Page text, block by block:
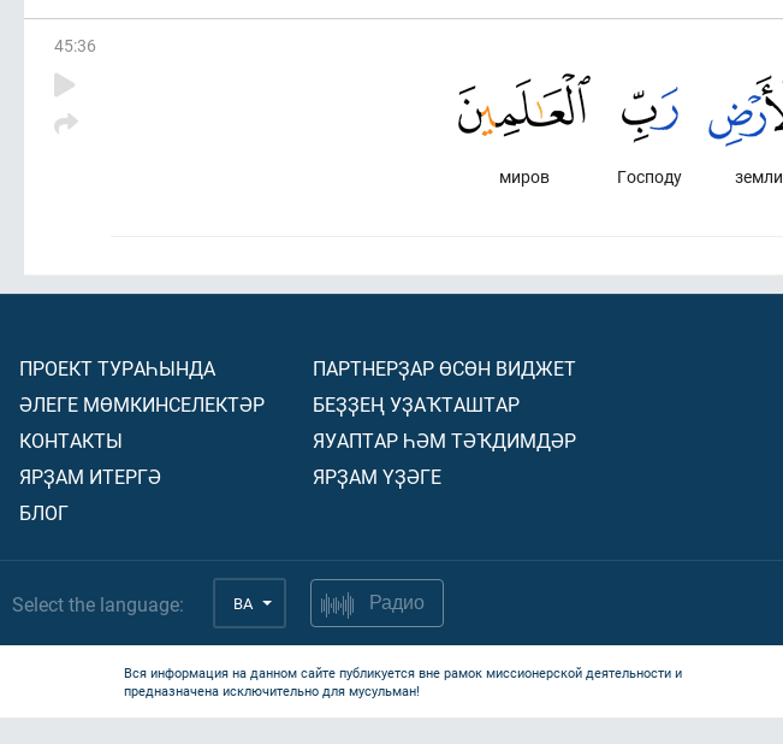
45:36
земли
Господу
миров
ПРОЕКТ ТУРАҺЫНДА
ӘЛЕГЕ МӨМКИНСЕЛЕКТӘР
КОНТАКТЫ
ЯРҘАМ ИТЕРГӘ
БЛОГ
ПАРТНЕРҘАР ӨСӨН ВИДЖЕТ
БЕҘҘЕҢ УҘАҠТАШТАР
ЯУАПТАР ҺӘМ ТӘҠДИМДӘР
ЯРҘАМ ҮҘӘГЕ
Select the language: BA Радио
Вся информация на данном сайте публикуется вне рамок миссионерской деятельности и
предназначена исключительно для мусульман!